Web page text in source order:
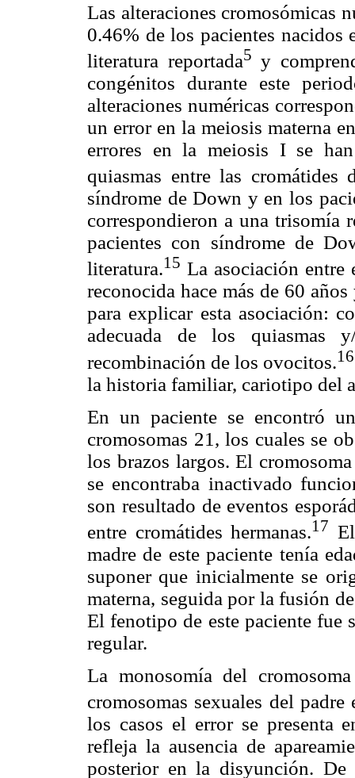
Las alteraciones cromosómicas
0.46% de los pacientes nacidos
literatura reportada5 y
congénitos durante este
alteraciones numéricas
un error en la meiosis materna
errores en la meiosis I se
quiasmas entre las cromátides
síndrome de Down y en los
correspondieron a una trisomía
pacientes con síndrome de
literatura.15 La asociación entre
reconocida hace más de 60
para explicar esta asociación:
adecuada de los
recombinación de los ovocitos.16
la historia familiar, cariotipo del
En un paciente se encontró
cromosomas 21, los cuales se
los brazos largos. El
se encontraba inactivado
son resultado de eventos
entre cromátides hermanas.17
madre de este paciente tenía
suponer que inicialmente se
materna, seguida por la fusión
El fenotipo de este paciente fue
regular.
La monosomía del
cromosomas sexuales del
los casos el error se presenta
refleja la ausencia de
posterior en la disyunción.